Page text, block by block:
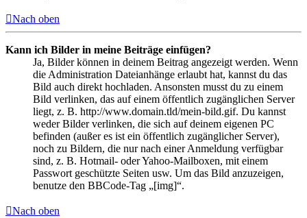
Nach oben
Kann ich Bilder in meine Beiträge einfügen?
Ja, Bilder können in deinem Beitrag angezeigt werden. Wenn
die Administration Dateianhänge erlaubt hat, kannst du das
Bild auch direkt hochladen. Ansonsten musst du zu einem
Bild verlinken, das auf einem öffentlich zugänglichen Server
liegt, z. B. http://www.domain.tld/mein-bild.gif. Du kannst
weder Bilder verlinken, die sich auf deinem eigenen PC
befinden (außer es ist ein öffentlich zugänglicher Server),
noch zu Bildern, die nur nach einer Anmeldung verfügbar
sind, z. B. Hotmail- oder Yahoo-Mailboxen, mit einem
Passwort geschützte Seiten usw. Um das Bild anzuzeigen,
benutze den BBCode-Tag „[img]“.
Nach oben